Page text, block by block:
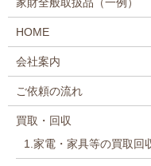
家財全般取扱品（一例）
HOME
会社案内
ご依頼の流れ
買取・回収
1.家電・家具等の買取回